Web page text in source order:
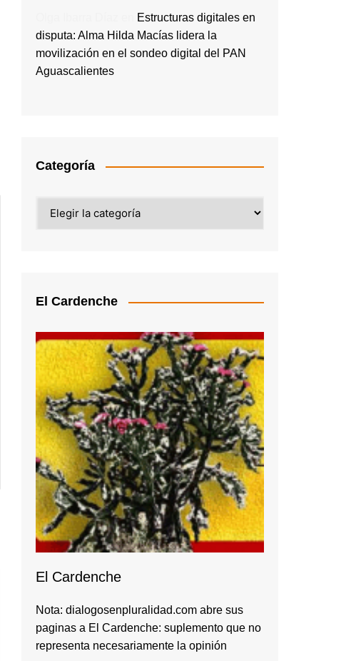
Estructuras digitales en
disputa: Alma Hilda Macías lidera la
movilización en el sondeo digital del PAN
Aguascalientes
Categoría
El Cardenche
El Cardenche
Nota: dialogosenpluralidad.com abre sus
paginas a El Cardenche: suplemento que no
representa necesariamente la opinión